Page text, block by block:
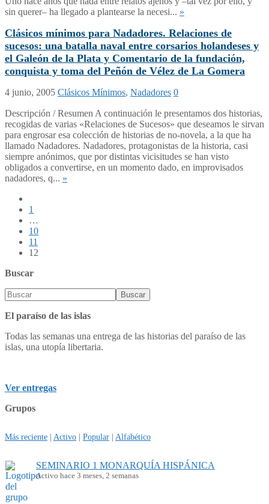
sin querer– ha llegado a plantearse la necesi... »
Clásicos mínimos para Nadadores. Relaciones de
sucesos: una batalla naval entre corsarios holandeses y
el Galeón de la Plata y Comentario de la fundación,
conquista y toma del Peñón de Vélez de La Gomera
4 junio, 2005 Clásicos Mínimos, Nadadores 0
Descripción / Resumen A continuación le presentamos dos historias,
recogidas de varias «Relaciones de Sucesos» que deseamos le sirvan
para engrosar esa colección de historias de no-novela, a la que ha
llamado Nadadores. Nadadores, protagonistas de la historia, casi
siempre anónimos, que por distintas vicisitudes se han visto
obligados a convertirse, en un momento dado, en improvisados
nadadores, q... »
1
…
10
11
12
Buscar
El paraíso de las islas
Todas las semanas una entrega de las historias del paraíso de las
islas, una utopía libertaria.
Ver entregas
Grupos
Más reciente | Activo | Popular | Alfabético
SEMINARIO 1 MONARQUÍA HISPÁNICA
Activo hace 3 meses, 2 semanas